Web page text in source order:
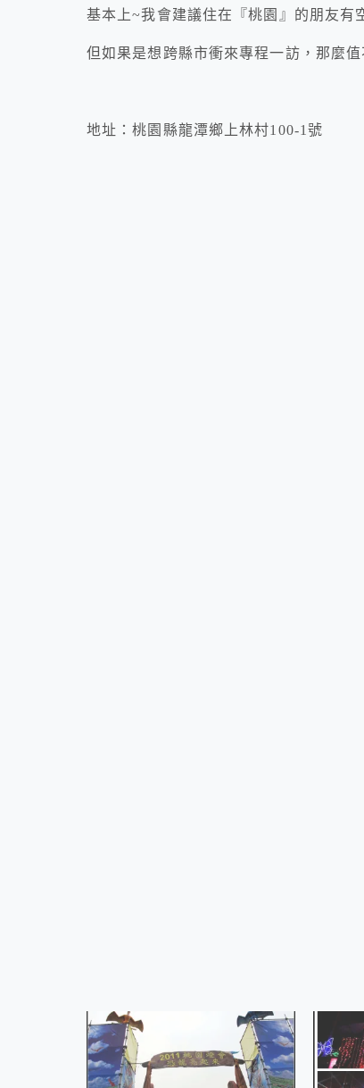
基本上~我會建議住在『桃園』的朋友有
但如果是想跨縣市衝來專程一訪，那麼
地址：桃園縣龍潭鄉上林村100-1號